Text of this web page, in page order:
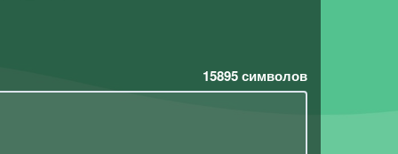
15895символов